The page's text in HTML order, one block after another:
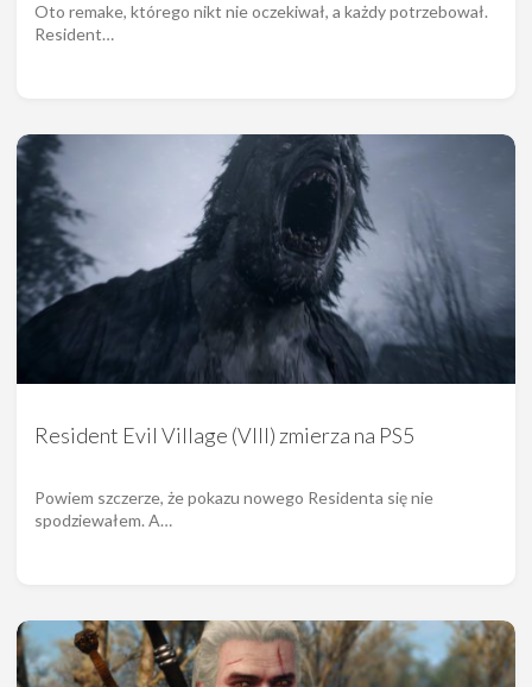
Oto remake, którego nikt nie oczekiwał, a każdy potrzebował.
Resident…
Resident Evil Village (VIII) zmierza na PS5
Powiem szczerze, że pokazu nowego Residenta się nie
spodziewałem. A…